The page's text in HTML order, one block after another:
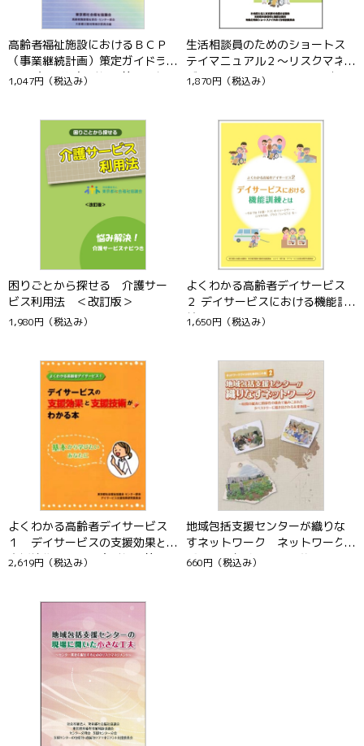
高齢者福祉施設におけるＢＣＰ
（事業継続計画）策定ガイドラ
イン（震災編）〔初版第２刷〕
1,047円 （税込み）
生活相談員のためのショートス
テイマニュアル２～リスクマネ
ジメント編～ 【CD-ROMつき】
1,870円 （税込み）
困りごとから探せる 介護サー
ビス利用法 ＜改訂版＞
1,980円 （税込み）
よくわかる高齢者デイサービス
２ デイサービスにおける機能訓
練とは 付録CD-ROM付
1,650円 （税込み）
よくわかる高齢者デイサービス
１ デイサービスの支援効果と
支援技術がわかる本〔初版第２
2,619円 （税込み）
地域包括支援センターが織りな
すネットワーク ネットワーク
づくりのためのヒント集２
660円 （税込み）